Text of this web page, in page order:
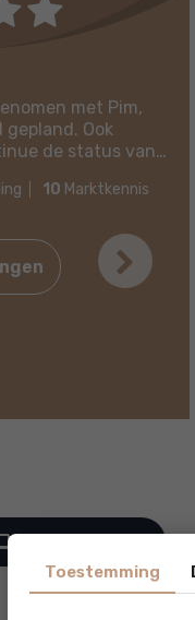
met Pim,
Ook
de status van
10 Marktkennis
Next
Toestemming